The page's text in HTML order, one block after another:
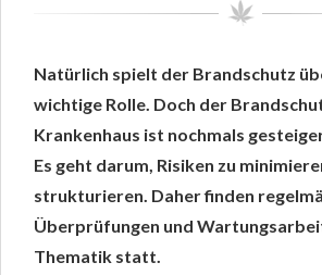
Natürlich spielt der Brandschutz
wichtige Rolle. Doch der
Krankenhaus ist nochmals
Es geht darum, Risiken zu
strukturieren. Daher finden
Überprüfungen und
Thematik statt.